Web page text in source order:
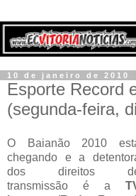
10 de janeiro de 2010
Esporte Record
(segunda-feira,
O Baianão 2010
chegando e a
dos direitos
transmissão é a